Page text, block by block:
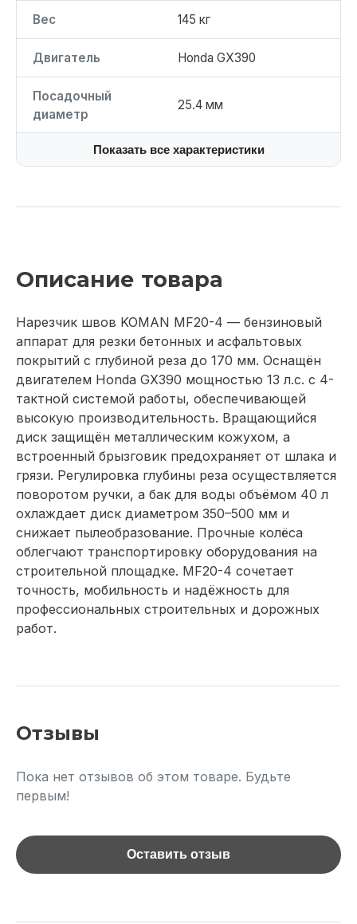
Вес 145 кг
Двигатель Honda GX390
Посадочный
диаметр
25.4 мм
Показать все характеристики
Описание товара
Нарезчик швов KOMAN MF20-4 — бензиновый
аппарат для резки бетонных и асфальтовых
покрытий с глубиной реза до 170 мм. Оснащён
двигателем Honda GX390 мощностью 13 л.с. с 4-
тактной системой работы, обеспечивающей
высокую производительность. Вращающийся
диск защищён металлическим кожухом, а
встроенный брызговик предохраняет от шлака и
грязи. Регулировка глубины реза осуществляется
поворотом ручки, а бак для воды объёмом 40 л
охлаждает диск диаметром 350–500 мм и
снижает пылеобразование. Прочные колёса
облегчают транспортировку оборудования на
строительной площадке. MF20-4 сочетает
точность, мобильность и надёжность для
профессиональных строительных и дорожных
работ.
Отзывы
Пока нет отзывов об этом товаре. Будьте
первым!
Оставить отзыв